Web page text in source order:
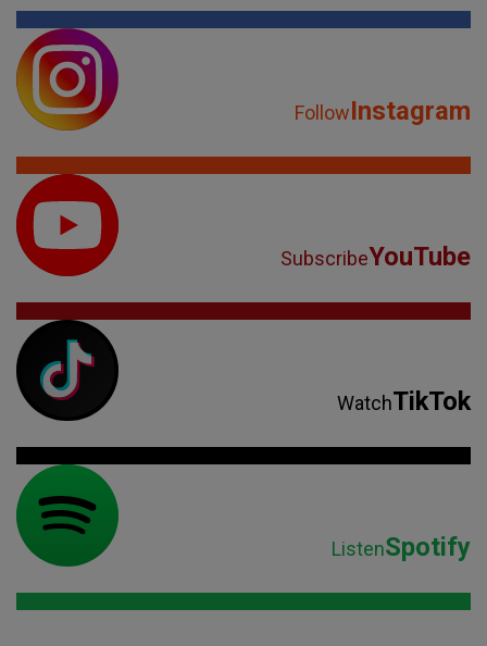
FollowInstagram
SubscribeYouTube
WatchTikTok
ListenSpotify